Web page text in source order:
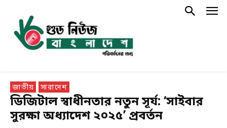
জাতীয় সারাদেশ
ডিজিটাল স্বাধীনতার নতুন সূর্য: ‘সাইবার
সুরক্ষা অধ্যাদেশ ২০২৫’ প্রবর্তন